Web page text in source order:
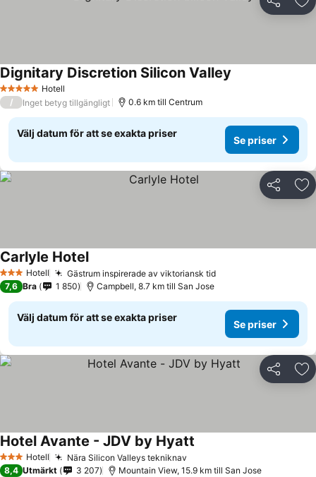
Dela
5 Stjärnor Hotell
Dignitary Discretion Silicon Valley
/ Inget betyg tillgängligt 0.6 km till Centrum
Välj datum för att se exakta priser
Se priser
Dela
3 StjärnorHotell Gästrum inspirerade av viktoriansk tid
Carlyle Hotel
7,6 Bra 1 850 Campbell, 8.7 km till San Jose
Välj datum för att se exakta priser
Se priser
Dela
3 StjärnorHotell Nära Silicon Valleys tekniknav
Hotel Avante - JDV by Hyatt
8,4 Utmärkt 3 207 Mountain View, 15.9 km till San Jose